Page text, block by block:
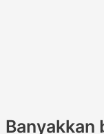
Banyakkan